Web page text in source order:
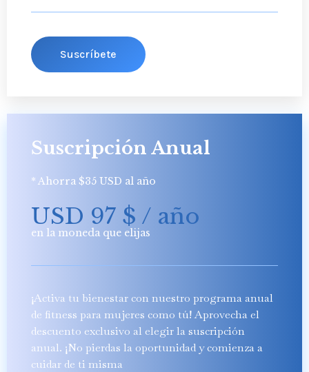
Suscríbete
Suscripción Anual
* Ahorra $35 USD al año
USD 97 $ / año
en la moneda que elijas
¡Activa tu bienestar con nuestro programa anual
de fitness para mujeres como tú! Aprovecha el
descuento exclusivo al elegir la suscripción
anual. ¡No pierdas la oportunidad y comienza a
cuidar de ti misma